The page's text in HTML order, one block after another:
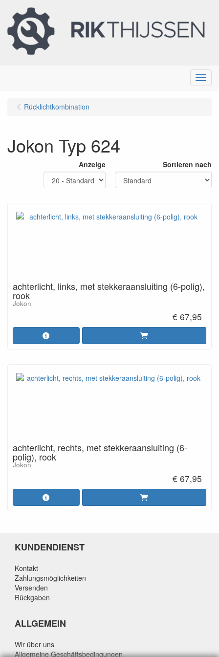
Menu
Rücklichtkombination
Jokon Typ 624
Anzeige Sortieren nach
achterlicht, links, met stekkeraansluiting (6-polig),
rook
Jokon
€ 67,95
achterlicht, rechts, met stekkeraansluiting (6-
polig), rook
Jokon
€ 67,95
KUNDENDIENST
Kontakt
Zahlungsmöglichkeiten
Versenden
Rückgaben
ALLGEMEIN
Wir über uns
Allgemeine Geschäftsbedingungen